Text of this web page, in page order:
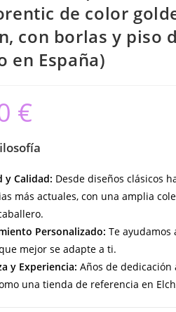
de color
con borlas y piso
en España)
€
y Calidad: Desde diseños clásicos
más actuales, con una amplia
Personalizado: Te ayudamos
mejor se adapte a ti.
y Experiencia: Años de dedicación
una tienda de referencia en